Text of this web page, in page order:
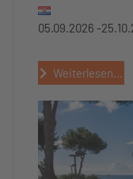
05.09.2026 -
Weiterlesen...